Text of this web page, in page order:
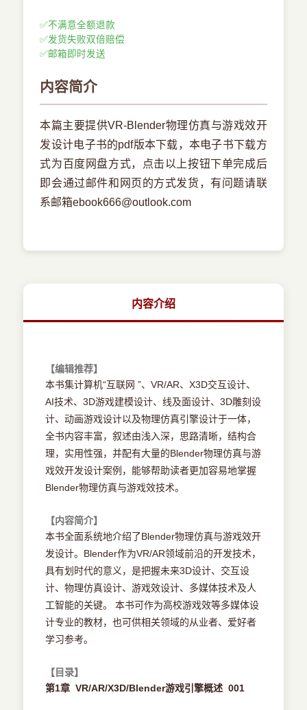
✅不满意全额退款
✅发货失败双倍赔偿
✅邮箱即时发送
内容简介
本篇主要提供VR-Blender物理仿真与游戏效开
发设计电子书的pdf版本下载，本电子书下载方
式为百度网盘方式，点击以上按钮下单完成后
即会通过邮件和网页的方式发货，有问题请联
系邮箱ebook666@outlook.com
内容介绍
【编辑推荐】
本书集计算机“互联网 ”、VR/AR、X3D交互设计、
AI技术、3D游戏建模设计、线及面设计、3D雕刻设
计、动画游戏设计以及物理仿真引擎设计于一体，
全书内容丰富，叙述由浅入深，思路清晰，结构合
理，实用性强，并配有大量的Blender物理仿真与游
戏效开发设计案例，能够帮助读者更加容易地掌握
Blender物理仿真与游戏效技术。
【内容简介】
本书全面系统地介绍了Blender物理仿真与游戏效开
发设计。Blender作为VR/AR领域前沿的开发技术，
具有划时代的意义，是把握未来3D设计、交互设
计、物理仿真设计、游戏效设计、多媒体技术及人
工智能的关键。 本书可作为高校游戏效等多媒体设
计专业的教材，也可供相关领域的从业者、爱好者
学习参考。
【目录】
第1章 VR/AR/X3D/Blender游戏引擎概述 001